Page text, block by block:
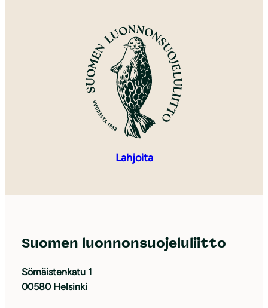
Lahjoita
Suomen luonnonsuojeluliitto
Sörnäistenkatu 1
00580 Helsinki